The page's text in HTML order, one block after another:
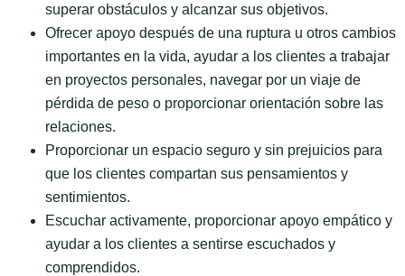
superar obstáculos y alcanzar sus objetivos.
Ofrecer apoyo después de una ruptura u otros cambios
importantes en la vida, ayudar a los clientes a trabajar
en proyectos personales, navegar por un viaje de
pérdida de peso o proporcionar orientación sobre las
relaciones.
Proporcionar un espacio seguro y sin prejuicios para
que los clientes compartan sus pensamientos y
sentimientos.
Escuchar activamente, proporcionar apoyo empático y
ayudar a los clientes a sentirse escuchados y
comprendidos.